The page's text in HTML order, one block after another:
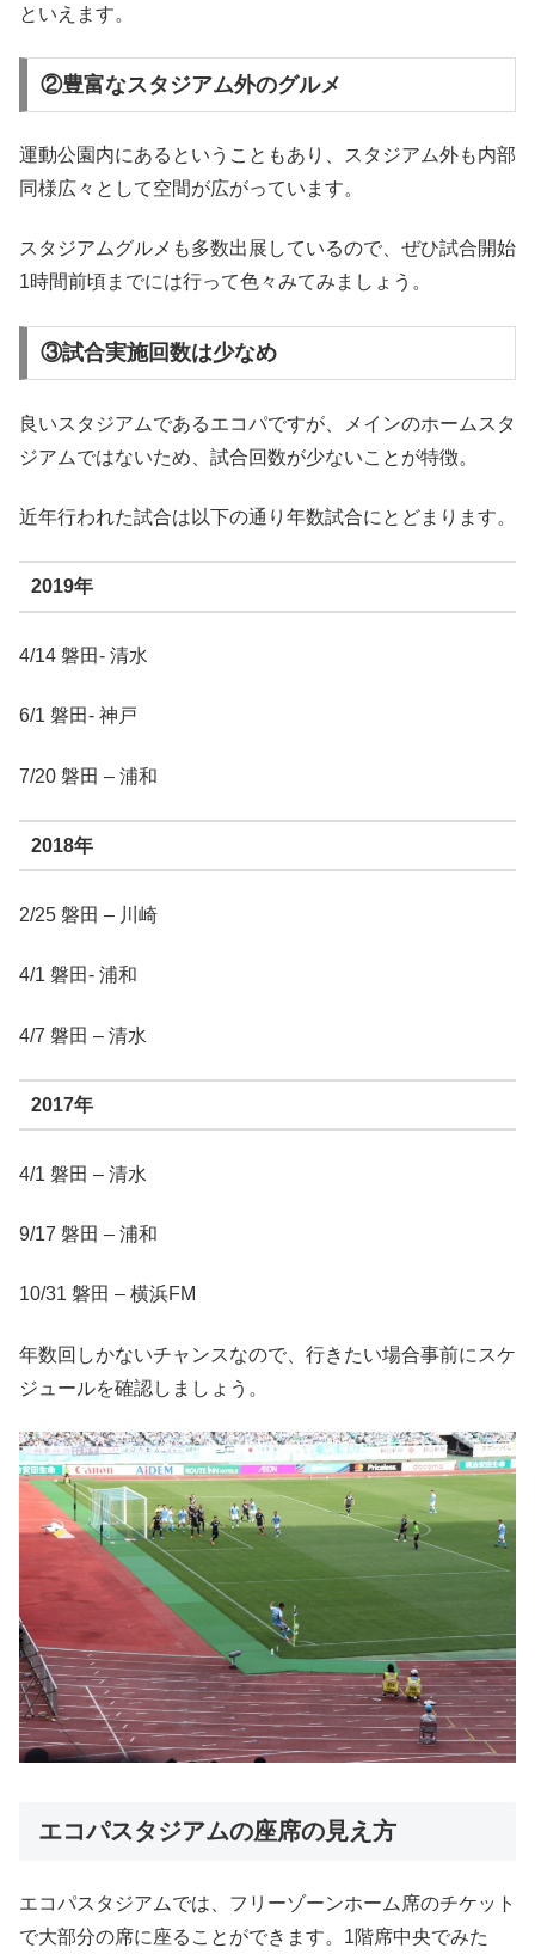
といえます。
②豊富なスタジアム外のグルメ
運動公園内にあるということもあり、スタジアム外も内部
同様広々として空間が広がっています。
スタジアムグルメも多数出展しているので、ぜひ試合開始
1時間前頃までには行って色々みてみましょう。
③試合実施回数は少なめ
良いスタジアムであるエコパですが、メインのホームスタ
ジアムではないため、試合回数が少ないことが特徴。
近年行われた試合は以下の通り年数試合にとどまります。
2019年
4/14 磐田- 清水
6/1 磐田- 神戸
7/20 磐田 – 浦和
2018年
2/25 磐田 – 川崎
4/1 磐田- 浦和
4/7 磐田 – 清水
2017年
4/1 磐田 – 清水
9/17 磐田 – 浦和
10/31 磐田 – 横浜FM
年数回しかないチャンスなので、行きたい場合事前にスケ
ジュールを確認しましょう。
エコパスタジアムの座席の見え方
エコパスタジアムでは、フリーゾーンホーム席のチケット
で大部分の席に座ることができます。1階席中央でみた